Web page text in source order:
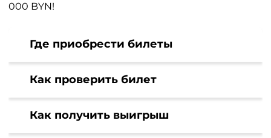
000 BYN!
Где приобрести билеты
Как проверить билет
Как получить выигрыш